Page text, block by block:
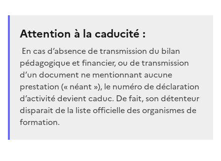
Attention à la caducité :
En cas d’absence de transmission du bilan
pédagogique et financier, ou de transmission
d’un document ne mentionnant aucune
prestation (« néant »), le numéro de déclaration
d’activité devient caduc. De fait, son détenteur
disparait de la liste officielle des organismes de
formation.